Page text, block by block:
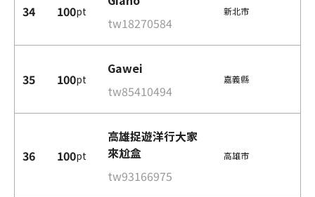
34 100pt
tw18270584
新北市
35 100pt
Gawei
tw85410494
嘉義縣
36 100pt
高雄捉遊洋行大家
來尬盒
tw93166975
高雄市